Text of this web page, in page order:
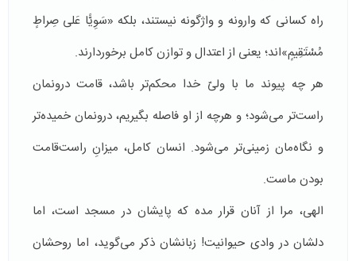
راه کسانی که وارونه و واژگونه نیستند، بلکه «سَوِيًّا عَلى‏ صِراطٍ
مُسْتَقِيمٍ»‌اند؛ یعنی از اعتدال و توازن کامل برخوردارند.
هر چه پیوند ما با ولیّ خدا محکم‌تر باشد، قامت درونمان
راست‌تر می‌شود؛ و هرچه از او فاصله بگیریم، درونمان خمیده‌تر
و نگاه‌مان زمینی‌تر می‌شود. انسان کامل، میزانِ راست‌قامت
بودن ماست.
الهی، مرا از آنان قرار مده که پایشان در مسجد است، اما
دلشان در وادی حیوانیت! زبانشان ذکر می‌گوید، اما روحشان